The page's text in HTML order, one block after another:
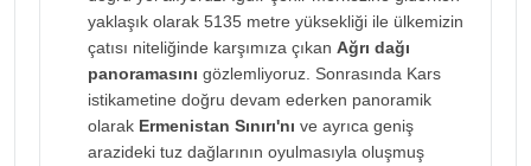
yaklaşık olarak 5135 metre yüksekliği ile ülkemizin
çatısı niteliğinde karşımıza çıkan Ağrı dağı
panoramasını gözlemliyoruz. Sonrasında Kars
istikametine doğru devam ederken panoramik
olarak Ermenistan Sınırı'nı ve ayrıca geniş
arazideki tuz dağlarının oyulmasıyla oluşmuş